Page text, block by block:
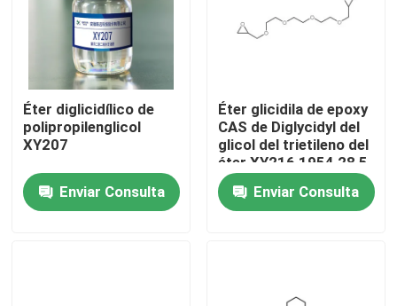
Hogar
Éter diglicidílico de
polipropilenglicol
XY207
Enviar Consulta
Éter glicidila de epoxy
CAS de Diglycidyl del
glicol del trietileno del
éter XY216 1954 28 5
Enviar Consulta